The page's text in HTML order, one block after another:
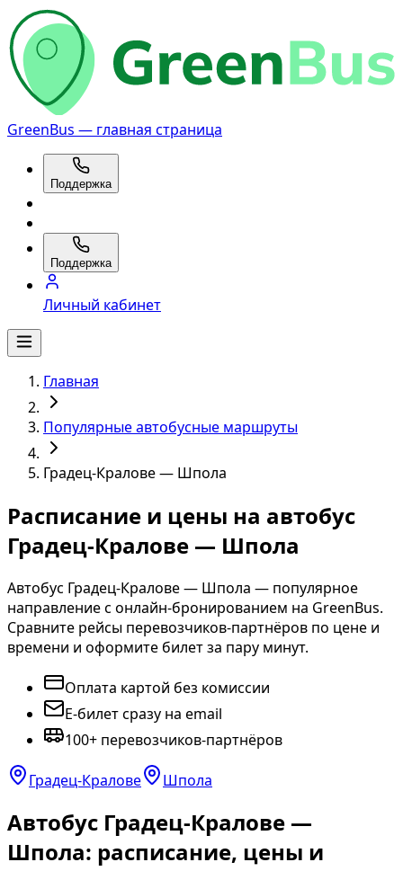
GreenBus — главная страница
Поддержка
Поддержка
Личный кабинет
Главная
Популярные автобусные маршруты
Градец-Кралове — Шпола
Расписание и цены на автобус
Градец-Кралове — Шпола
Автобус Градец-Кралове — Шпола — популярное
направление с онлайн-бронированием на GreenBus.
Сравните рейсы перевозчиков-партнёров по цене и
времени и оформите билет за пару минут.
Оплата картой без комиссии
E-билет сразу на email
100+ перевозчиков-партнёров
Градец-Кралове Шпола
Автобус Градец-Кралове —
Шпола: расписание, цены и